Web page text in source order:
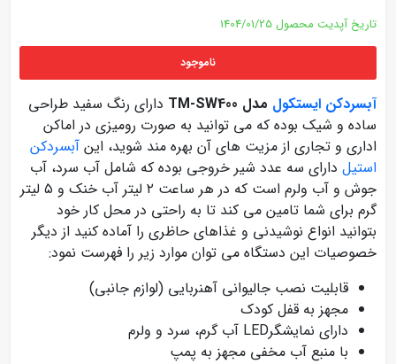
تاریخ آپدیت محصول 1404/01/25
ناموجود
آبسردکن ایستکول مدل TM-SW400
دارای رنگ سفید طراحی
ساده و شیک بوده که می توانید به صورت رومیزی در اماکن
اداری و تجاری از مزیت های آن بهره مند شوید، این آبسردکن
استیل دارای سه عدد شیر خروجی بوده که شامل آب سرد، آب
جوش و آب ولرم است که در هر ساعت ۲ لیتر آب خنک و ۵ لیتر
گرم برای شما تامین می کند تا به راحتی در محل کار خود
بتوانید انواع نوشیدنی و غذاهای حاظری را آماده کنید از دیگر
خصوصیات این دستگاه می توان موارد زیر را فهرست نمود:
قابلیت نصب جالیوانی آهنربایی (لوازم جانبی)
مجهز به قفل کودک
دارای نمایشگرLED آب گرم، سرد و ولرم
با منبع آب مخفی مجهز به پمپ